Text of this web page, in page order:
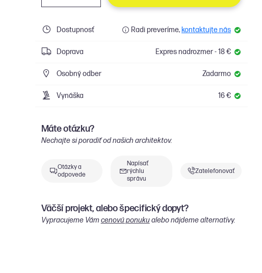
Dostupnosť Radi preveríme, kontaktujte nás
Doprava Expres nadrozmer - 18 €
Osobný odber Zadarmo
Vynáška 16 €
Máte otázku?
Nechajte si poradiť od našich architektov.
Otázky a
odpovede
Napísať
rýchlu
správu
Zatelefonovať
Väčší projekt, alebo špecifický dopyt?
Vypracujeme Vámcenovú ponukualebo nájdeme alternatívy.